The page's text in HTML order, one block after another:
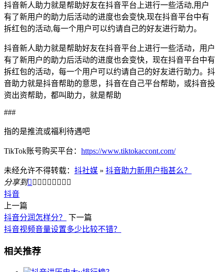
抖音新人助力就是帮助好友在抖音平台上进行一些活动,用户
有了新用户的助力后活动的进度也会变快,现在抖音平台中有
拆红包的活动,每一个用户可以约请自己的好友进行助力。
抖音新人助力就是帮助好友在抖音平台上进行一些活动，用户
有了新用户的助力后活动的进度也会变快，现在抖音平台中有
拆红包的活动，每一个用户可以约请自己的好友进行助力。抖
音助力就是抖音帮助的意思，抖音在自己平台帮助，或抖音投
资出资帮助，都叫助力，就是帮助
###
指的是推流或福利待遇吧
TikTok账号购买平台： https://www.tiktokaccont.com/
未经允许不得转载： 抖社媒 » 抖音助力新用户指甚么？
分享到        
抖音
上一篇
抖音分润怎样分？
下一篇
抖音视频音量设置多少比较不错？
相关推荐